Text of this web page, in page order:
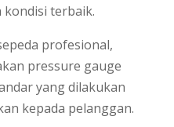
kondisi terbaik.
profesional,
pressure gauge
yang dilakukan
kepada pelanggan.